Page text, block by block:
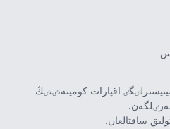
اقپارات كوميتەتٸنٸڭ
ساقتالعان.